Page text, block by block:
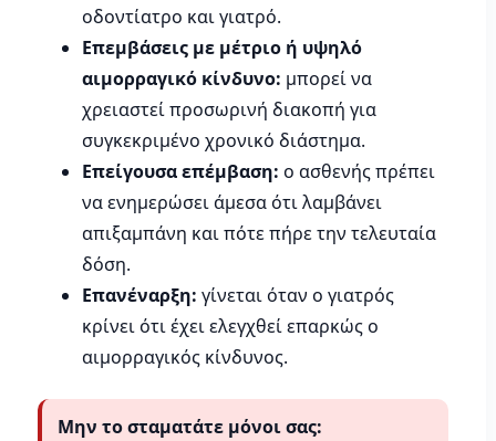
οδοντίατρο και γιατρό.
Επεμβάσεις με μέτριο ή υψηλό
αιμορραγικό κίνδυνο: μπορεί να
χρειαστεί προσωρινή διακοπή για
συγκεκριμένο χρονικό διάστημα.
Επείγουσα επέμβαση: ο ασθενής πρέπει
να ενημερώσει άμεσα ότι λαμβάνει
απιξαμπάνη και πότε πήρε την τελευταία
δόση.
Επανέναρξη: γίνεται όταν ο γιατρός
κρίνει ότι έχει ελεγχθεί επαρκώς ο
αιμορραγικός κίνδυνος.
Μην το σταματάτε μόνοι σας: